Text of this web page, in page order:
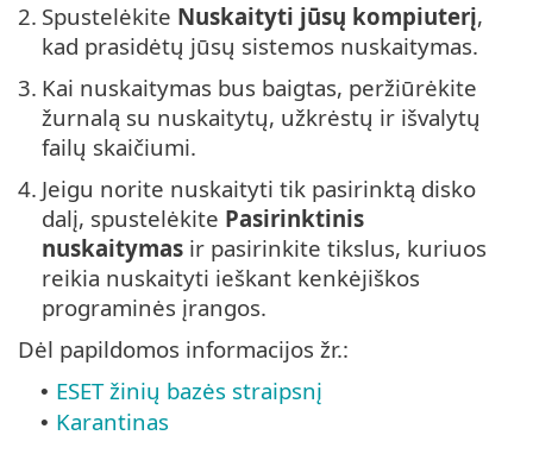
2. Spustelėkite Nuskaityti jūsų kompiuterį,
kad prasidėtų jūsų sistemos nuskaitymas.
3. Kai nuskaitymas bus baigtas, peržiūrėkite
žurnalą su nuskaitytų, užkrėstų ir išvalytų
failų skaičiumi.
4. Jeigu norite nuskaityti tik pasirinktą disko
dalį, spustelėkite Pasirinktinis
nuskaitymas ir pasirinkite tikslus, kuriuos
reikia nuskaityti ieškant kenkėjiškos
programinės įrangos.
Dėl papildomos informacijos žr.:
• ESET žinių bazės straipsnį
• Karantinas